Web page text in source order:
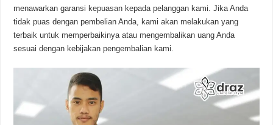
menawarkan garansi kepuasan kepada pelanggan kami. Jika Anda
tidak puas dengan pembelian Anda, kami akan melakukan yang
terbaik untuk memperbaikinya atau mengembalikan uang Anda
sesuai dengan kebijakan pengembalian kami.